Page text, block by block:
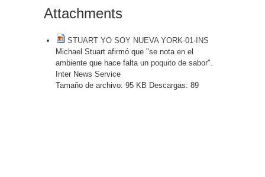
Attachments
STUART YO SOY NUEVA YORK-01-INS
Michael Stuart afirmó que "se nota en el
ambiente que hace falta un poquito de sabor".
Inter News Service
Tamaño de archivo: 95 KB Descargas: 89